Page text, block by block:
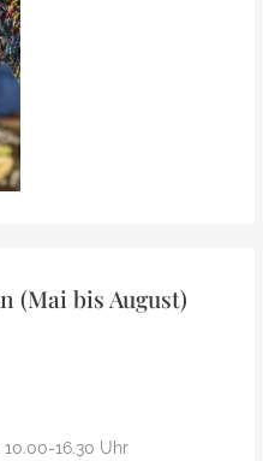
(Mai bis August)
16.30 Uhr